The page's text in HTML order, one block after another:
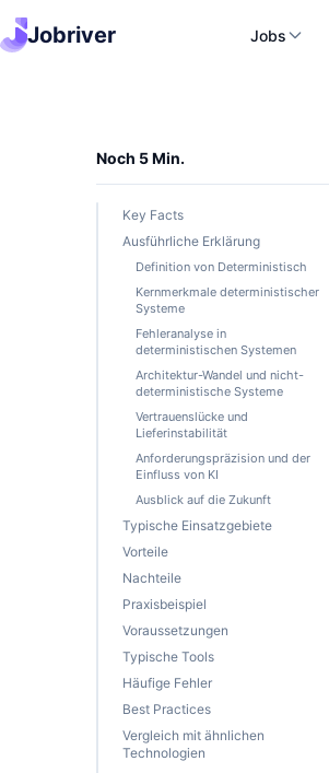
Jobriver Jobs
Noch 5 Min.
Key Facts
Ausführliche Erklärung
Definition von Deterministisch
Kernmerkmale deterministischer
Systeme
Fehleranalyse in
deterministischen Systemen
Architektur-Wandel und nicht-
deterministische Systeme
Vertrauenslücke und
Lieferinstabilität
Anforderungspräzision und der
Einfluss von KI
Ausblick auf die Zukunft
Typische Einsatzgebiete
Vorteile
Nachteile
Praxisbeispiel
Voraussetzungen
Typische Tools
Häufige Fehler
Best Practices
Vergleich mit ähnlichen
Technologien